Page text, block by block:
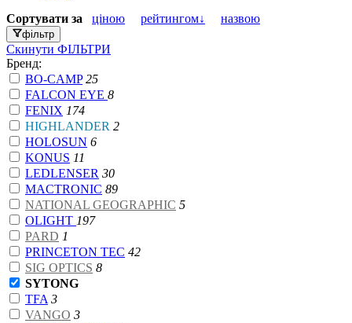
Сортувати за ціною рейтингом↓ назвою
фільтр
Скинути ФІЛЬТРИ
Бренд:
BO-CAMP 25
FALCON EYE 8
FENIX 174
HIGHLANDER 2
HOLOSUN 6
KONUS 11
LEDLENSER 30
MACTRONIC 89
NATIONAL GEOGRAPHIC 5
OLIGHT 197
PARD 1
PRINCETON TEC 42
SIG OPTICS 8
SYTONG
TFA 3
VANGO 3